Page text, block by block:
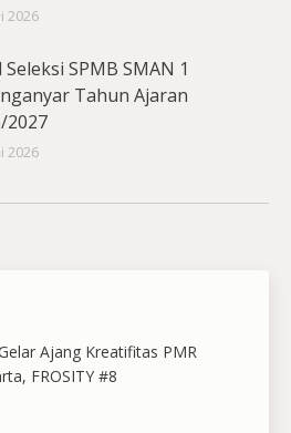
2026
Seleksi SPMB SMAN 1
Tahun Ajaran
2027
2026
Ajang Kreatifitas PMR
FROSITY #8